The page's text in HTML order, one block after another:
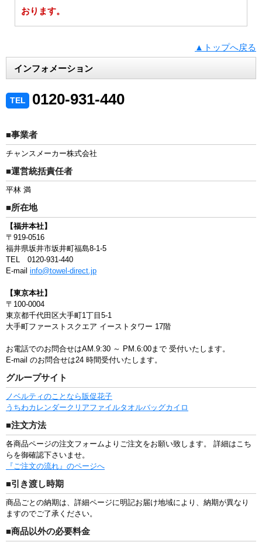
おります。
▲トップへ戻る
インフォメーション
TEL 0120-931-440
■事業者
チャンスメーカー株式会社
■運営統括責任者
平林 満
■所在地
【福井本社】
〒919-0516
福井県坂井市坂井町福島8-1-5
TEL 0120-931-440
E-mail info@towel-direct.jp
【東京本社】
〒100-0004
東京都千代田区大手町1丁目5-1
大手町ファーストスクエア イーストタワー 17階
お電話でのお問合せはAM.9:30 ～ PM.6:00まで 受付いたします。
E-mail のお問合せは24 時間受付いたします。
グループサイト
ノベルティのことなら販促花子
うちわカレンダークリアファイルタオルバッグカイロ
■注文方法
各商品ページの注文フォームよりご注文をお願い致します。 詳細はこち
らを御確認下さいませ。
『ご注文の流れ』のページへ
■引き渡し時期
商品ごとの納期は、詳細ページに明記お届け地域により、納期が異なり
ますのでご了承ください。
■商品以外の必要料金